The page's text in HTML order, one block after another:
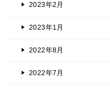
2023年2月
2023年1月
2022年8月
2022年7月